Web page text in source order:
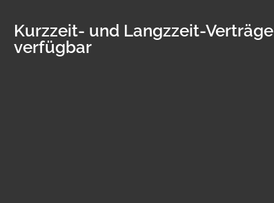
Kurzzeit- und Langzzeit-Verträge
verfügbar